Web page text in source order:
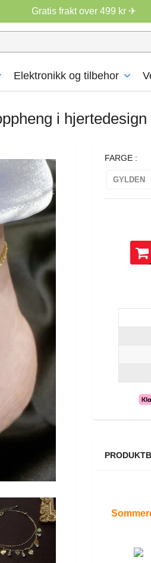
Gratis frakt over 499 kr ✈
Elektronikk og tilbehor
i hjertedesign
FARGE :
GYLDEN